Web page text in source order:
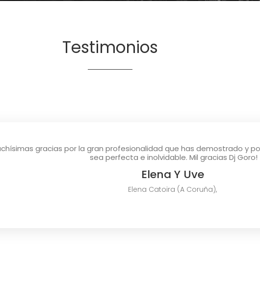
Testimonios
gracias por la gran profesionalidad que has demostrado y
sea perfecta e inolvidable. Mil gracias Dj Goro!
Elena Y Uve
Elena Catoira (A Coruña)